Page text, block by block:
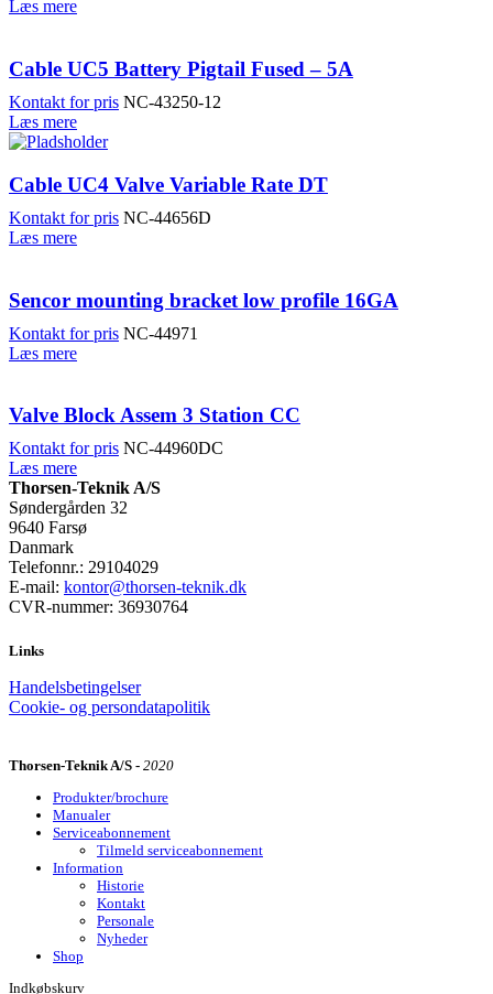
Læs mere
Cable UC5 Battery Pigtail Fused – 5A
Kontakt for pris NC-43250-12
Læs mere
Cable UC4 Valve Variable Rate DT
Kontakt for pris NC-44656D
Læs mere
Sencor mounting bracket low profile 16GA
Kontakt for pris NC-44971
Læs mere
Valve Block Assem 3 Station CC
Kontakt for pris NC-44960DC
Læs mere
Thorsen-Teknik A/S
Søndergården 32
9640 Farsø
Danmark
Telefonnr.: 29104029
E-mail: kontor@thorsen-teknik.dk
CVR-nummer: 36930764
Links
Handelsbetingelser
Cookie- og persondatapolitik
Thorsen-Teknik A/S - 2020
Produkter/brochure
Manualer
Serviceabonnement
Tilmeld serviceabonnement
Information
Historie
Kontakt
Personale
Nyheder
Shop
Indkøbskurv